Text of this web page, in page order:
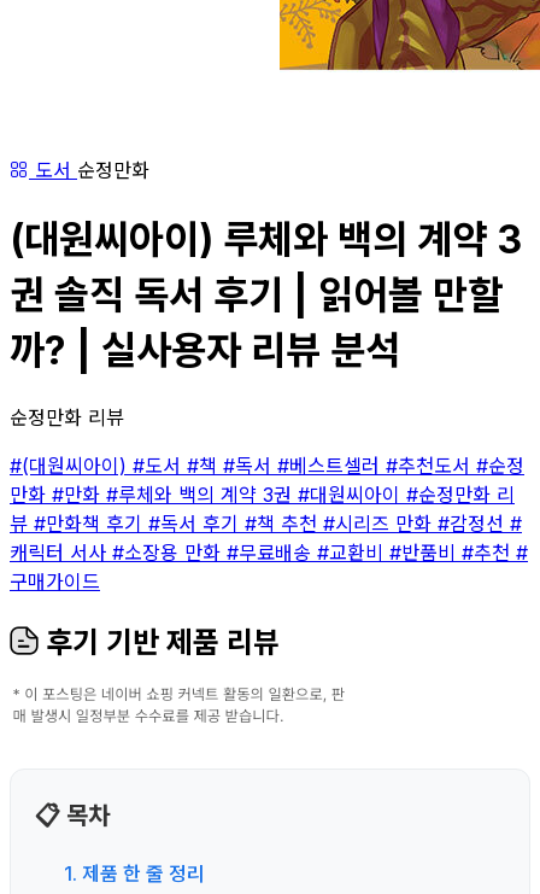
도서 순정만화
(대원씨아이) 루체와 백의 계약 3
권 솔직 독서 후기 | 읽어볼 만할
까? | 실사용자 리뷰 분석
순정만화 리뷰
#(대원씨아이) #도서 #책 #독서 #베스트셀러 #추천도서 #순정
만화 #만화 #루체와 백의 계약 3권 #대원씨아이 #순정만화 리
뷰 #만화책 후기 #독서 후기 #책 추천 #시리즈 만화 #감정선 #
캐릭터 서사 #소장용 만화 #무료배송 #교환비 #반품비 #추천 #
구매가이드
후기 기반 제품 리뷰
📋 목차
1. 제품 한 줄 정리